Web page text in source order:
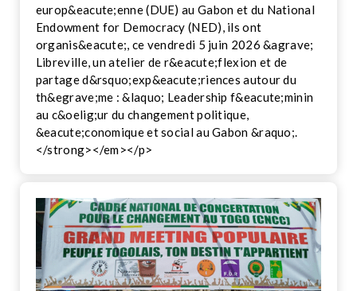
europ&eacute;enne (DUE) au Gabon et du National
Endowment for Democracy (NED), ils ont
organis&eacute;, ce vendredi 5 juin 2026 &agrave;
Libreville, un atelier de r&eacute;flexion et de
partage d&rsquo;exp&eacute;riences autour du
th&egrave;me : &laquo; Leadership f&eacute;minin
au c&oelig;ur du changement politique,
&eacute;conomique et social au Gabon &raquo;.
</strong></em></p>